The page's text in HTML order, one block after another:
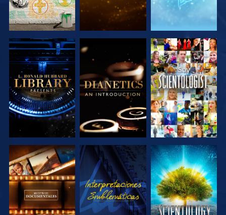
EXPLORA LAS
SERIES
EXPLORA LAS
SERIES
VE
EXPLORA LAS
SERIES
VE
EXPLORA LAS
SERIES